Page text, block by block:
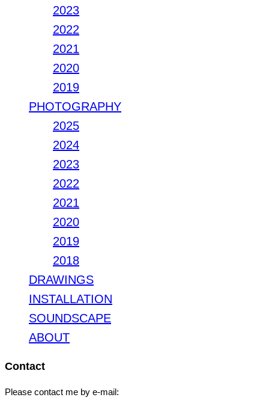
2023
2022
2021
2020
2019
PHOTOGRAPHY
2025
2024
2023
2022
2021
2020
2019
2018
DRAWINGS
INSTALLATION
SOUNDSCAPE
ABOUT
Contact
Please contact me by e-mail: